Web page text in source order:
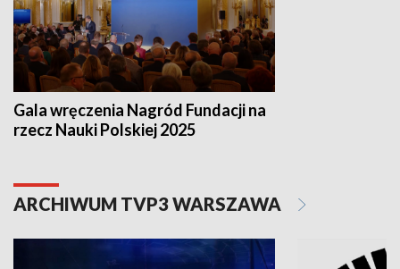
Gala wręczenia Nagród Fundacji na
rzecz Nauki Polskiej 2025
ARCHIWUM TVP3 WARSZAWA